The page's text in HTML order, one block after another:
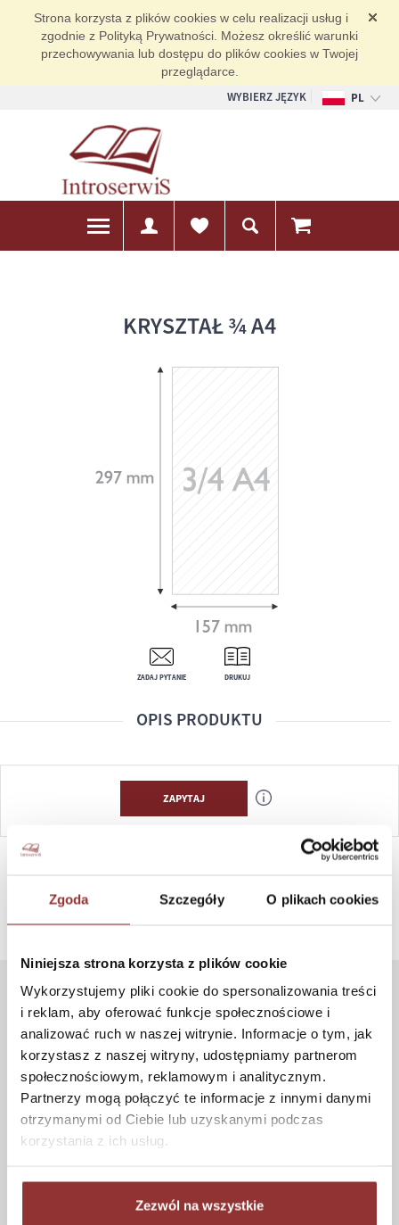
Zgoda Szczegóły O plikach cookies
Niniejsza strona korzysta z plików cookie
Wykorzystujemy pliki cookie do spersonalizowania treści
i reklam, aby oferować funkcje społecznościowe i
analizować ruch w naszej witrynie. Informacje o tym, jak
korzystasz z naszej witryny, udostępniamy partnerom
społecznościowym, reklamowym i analitycznym.
Partnerzy mogą połączyć te informacje z innymi danymi
otrzymanymi od Ciebie lub uzyskanymi podczas
korzystania z ich usług.
Zezwól na wszystkie
Strona korzysta z plików cookies w celu realizacji usług i
zgodnie z Polityką Prywatności. Możesz określić warunki
przechowywania lub dostępu do plików cookies w Twojej
przeglądarce.
WYBIERZ JĘZYK
PL
KRYSZTAŁ ¾ A4
ZADAJ PYTANIE DRUKUJ
OPIS PRODUKTU
ZAPYTAJ
ZAKUPY
Jak kupować
Formy płatności
Koszt dostawy
Informacje techniczne